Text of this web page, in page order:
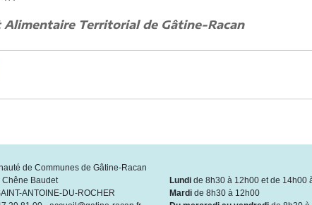
Territorial de Gâtine-Racan
de Communes de Gâtine-Racan
Chêne Baudet
ANTOINE-DU-ROCHER
Lundi de 8h30 à 12h00 et de 14h00
Mardi de 8h30 à 12h00